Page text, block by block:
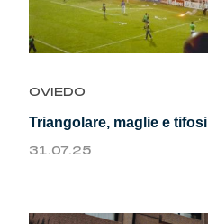
OVIEDO
Triangolare, maglie e tifosi
31.07.25